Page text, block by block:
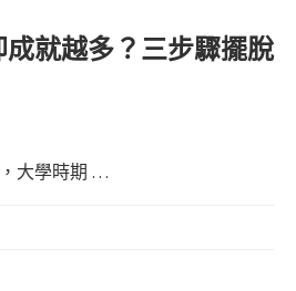
就越多？三步驟擺脫
大學時期 …